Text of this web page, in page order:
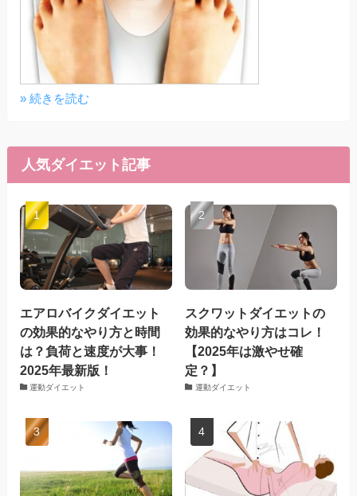
» 続きを読む
人気ダイエット記事
エアロバイクダイエット
の効果的なやり方と時間
は？負荷と速度が大事！
2025年最新版！
運動ダイエット
スクワットダイエットの
効果的なやり方はコレ！
【2025年は激やせ確
定？】
運動ダイエット